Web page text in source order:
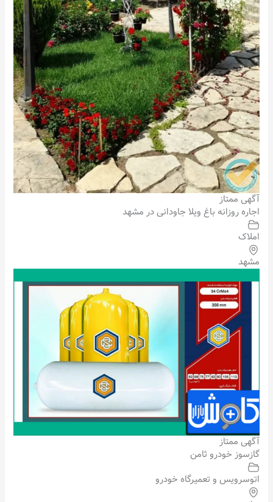
آگهی ممتاز
اجاره روزانه باغ ویلا جاودانی در مشهد
املاک
مشهد
آگهی ممتاز
گازسوز خودرو ثامن
اتوسرویس و تعمیرگاه خودرو